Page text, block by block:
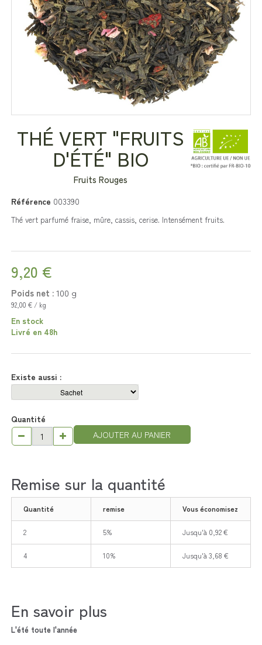
THÉ VERT "FRUITS
D'ÉTÉ" BIO
Fruits Rouges
Référence 003390
Thé vert parfumé fraise, mûre, cassis, cerise. Intensément fruits.
9,20 €
Poids net : 100 g
92,00 € / kg
En stock
Livré en 48h
Existe aussi :
Quantité
AJOUTER AU PANIER
Remise sur la quantité
Quantité remise Vous économisez
2 5% Jusqu'à 0,92 €
4 10% Jusqu'à 3,68 €
En savoir plus
L'été toute l'année